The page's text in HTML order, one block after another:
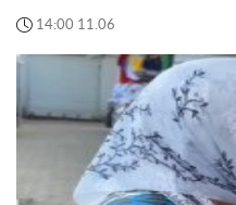
14:00 11.06